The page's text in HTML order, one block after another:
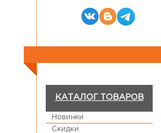
КАТАЛОГ ТОВАРОВ
Новинки
Скидки